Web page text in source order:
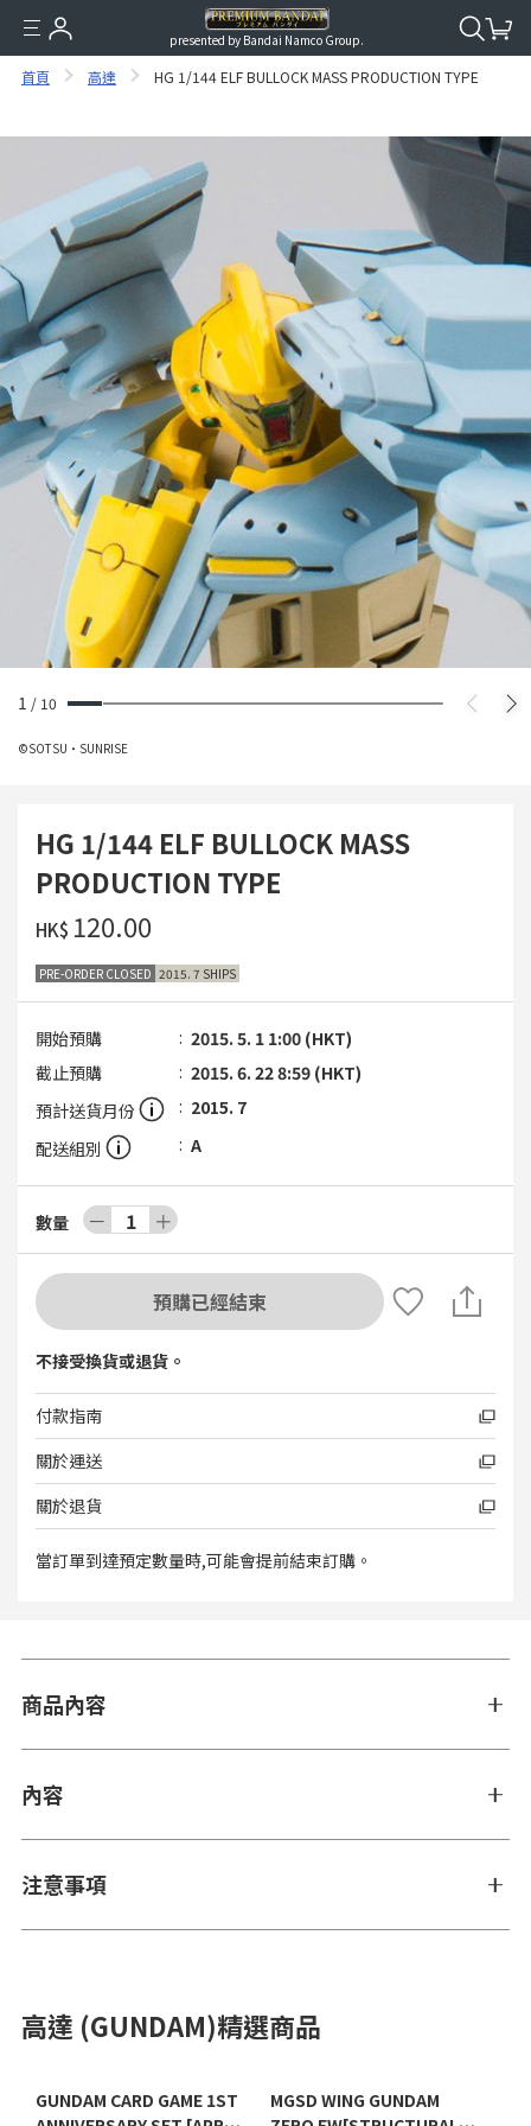
presented by Bandai Namco Group.
首頁 高達 HG 1/144 ELF BULLOCK MASS PRODUCTION TYPE
1 / 10
©SOTSU・SUNRISE
HG 1/144 ELF BULLOCK MASS
PRODUCTION TYPE
HK$ ‌120.00
PRE-ORDER CLOSED 2015. 7 SHIPS
開始預購
2015. 5. 1 1:00 (HKT)
截止預購
2015. 6. 22 8:59 (HKT)
預計送貨月份
2015. 7
配送組別
A
數量 － 1 ＋
預購已經結束
不接受換貨或退貨。
付款指南
關於運送
關於退貨
當訂單到達預定數量時,可能會提前結束訂購。
商品內容
內容
注意事項
高達 (GUNDAM)精選商品
GUNDAM CARD GAME 1ST
MGSD WING GUNDAM